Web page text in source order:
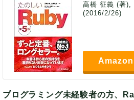
高橋 征義 (著),
(2016/2/26)
Amazon
プログラミング未経験者の方、